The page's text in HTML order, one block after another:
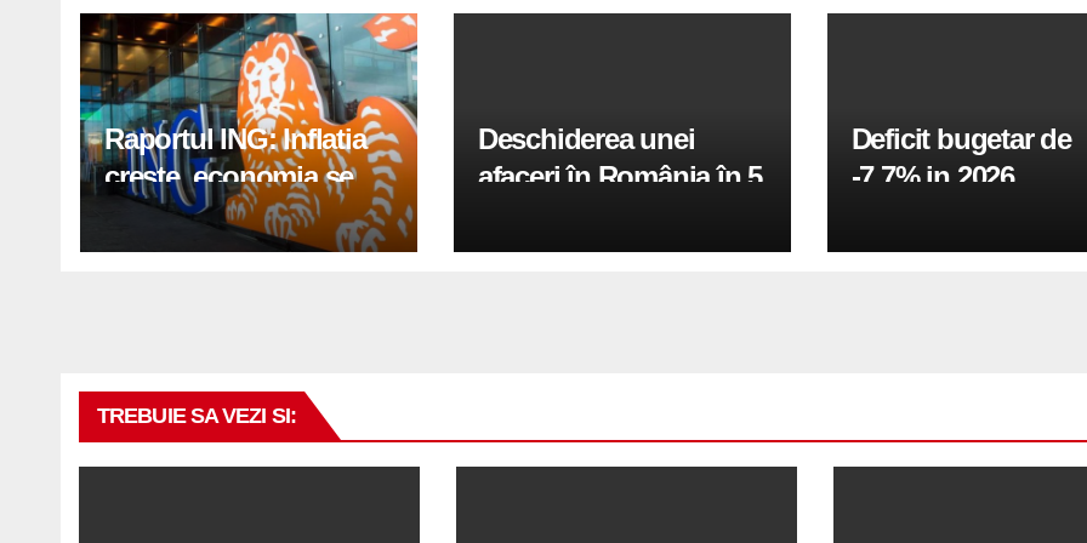
Raportul ING: Inflatia
creste, economia se
indreapta spre crestere
in a doua jumatate a
Deschiderea unei
afaceri în România în 5
Deficit bugetar de
-7,7% in 2026,
fiind de 6%
TREBUIE SA VEZI SI: